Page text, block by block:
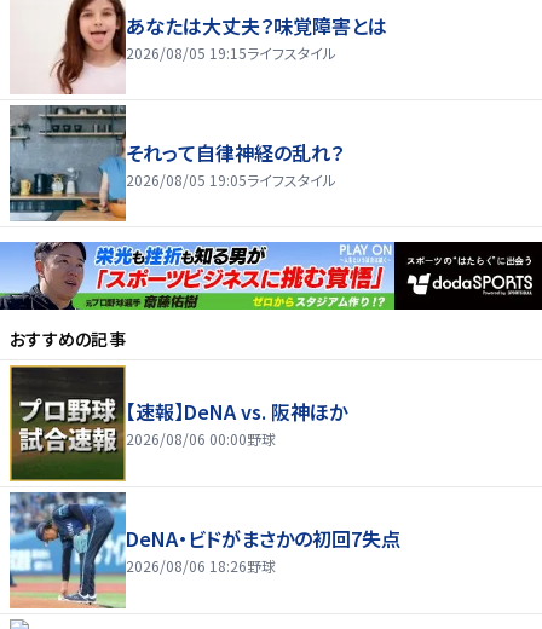
あなたは大丈夫？味覚障害とは
2026/08/05 19:15ライフスタイル
それって自律神経の乱れ？
2026/08/05 19:05ライフスタイル
おすすめの記事
【速報】DeNA vs. 阪神ほか
2026/08/06 00:00野球
DeNA・ビドがまさかの初回7失点
2026/08/06 18:26野球